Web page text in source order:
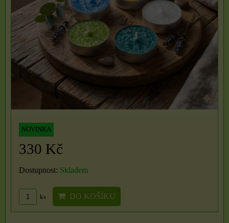
NOVINKA
330 Kč
Dostupnost: Skladem
ks DO KOŠÍKU